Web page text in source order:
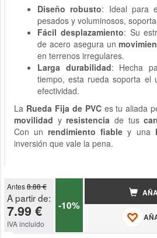
Diseño robusto: Ideal para
pesados y voluminosos,
Fácil desplazamiento: Su
de acero asegura un
en terrenos irregulares.
Larga durabilidad: Hecha
tiempo, esta rueda soporta el
efectividad.
La Rueda Fija de PVCes tu aliada
movilidad y resistencia de tus
Con un rendimiento fiable y una
inversión que vale la pena.
Antes8.88 €
A partir de:
7.99 €
IVA incluido
-10%